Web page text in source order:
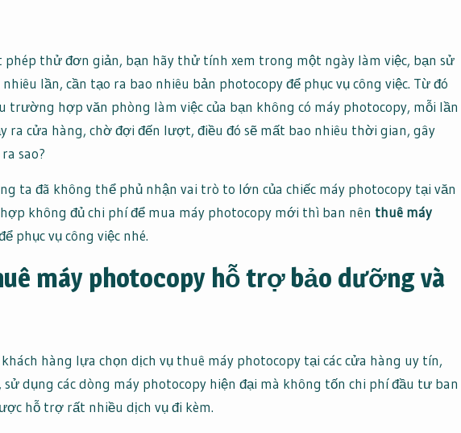
phép thử đơn giản, bạn hãy thử tính xem trong một ngày làm việc, bạn sử
lần, cần tạo ra bao nhiêu bản photocopy để phục vụ công việc. Từ đó
hợp văn phòng làm việc của bạn không có máy photocopy, mỗi lần
ra cửa hàng, chờ đợi đến lượt, điều đó sẽ mất bao nhiêu thời gian, gây
sao?
ta đã không thể phủ nhận vai trò to lớn của chiếc máy photocopy tại văn
không đủ chi phí để mua máy photocopy mới thì ban nên thuê máy
phục vụ công việc nhé.
máy photocopy hỗ trợ bảo dưỡng và
hàng lựa chọn dịch vụ thuê máy photocopy tại các cửa hàng uy tín,
sử dụng các dòng máy photocopy hiện đại mà không tốn chi phí đầu tư ban
hỗ trợ rất nhiều dịch vụ đi kèm.